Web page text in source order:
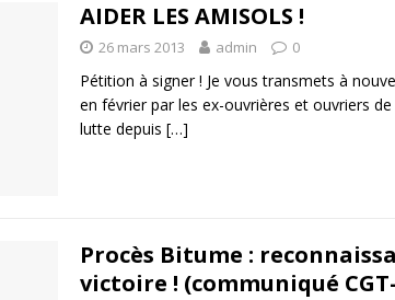
AIDER LES AMISOLS !
26 mars 2013 admin 0
Pétition à signer ! Je vous transmets à
en février par les ex-ouvrières et ouvriers de
lutte depuis […]
Procès Bitume :
victoire ! (communiqué CGT-